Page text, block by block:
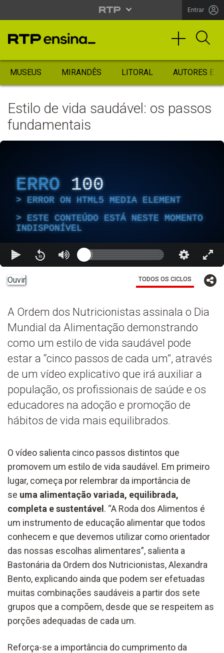
Entrar
MUSEUS MIRANDÊS LITORAL AUTORES
Estilo de vida saudável: os passos
fundamentais
ERRO 100
ERROR ON HTML5 MEDIA ELEMENT
ESTE CONTEÚDO ESTÁ NESTE MOMENTO
INDISPONÍVEL
Ouvir TODOS OS CICLOS
A Ordem dos Nutricionistas assinala o Dia
Mundial da Alimentação demonstrando
como um estilo de vida saudável pode
estar a “cinco passos de cada um”, através
de um vídeo explicativo que irá auxiliar a
população, os profissionais de saúde e os
educadores na adoção e promoção de
hábitos de vida mais equilibrados.
O vídeo salienta cinco passos distintos que
promovem um estilo de vida saudável. Em primeiro
lugar, começa por relembrar da importância de
se uma alimentação variada, equilibrada,
completa e sustentável. “A Roda dos Alimentos é
um instrumento de educação alimentar que todos
conhecem e que devemos utilizar como orientador
das nossas escolhas alimentares”, salienta a
Bastonária da Ordem dos Nutricionistas, Alexandra
Bento, explicando ainda que podem ser efetuadas
muitas combinações saudáveis a partir dos sete
grupos que a compõem, desde que se respeitem as
porções adequadas de cada um.
Reforça-se a importância do cumprimento da